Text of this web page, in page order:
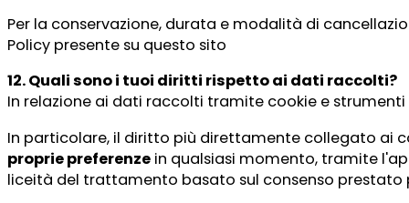
Per la conservazione, durata e modalità di
Policy presente su questo sito
12. Quali sono i tuoi diritti rispetto ai dati raccolti?
In relazione ai dati raccolti tramite cookie e
In particolare, il diritto più direttamente collegato ai
proprie preferenze in qualsiasi momento, tramite
liceità del trattamento basato sul consenso prestato